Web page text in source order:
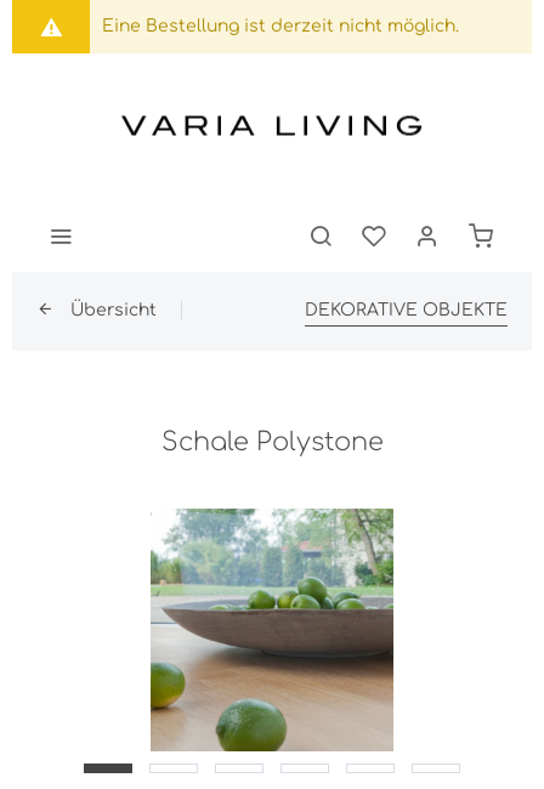
Eine Bestellung ist derzeit nicht möglich.
Übersicht DEKORATIVE OBJEKTE
Schale Polystone